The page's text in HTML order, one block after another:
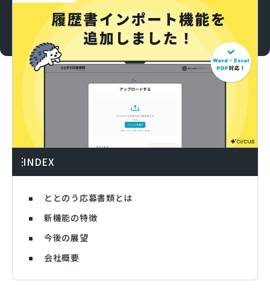
INDEX
ととのう応募書類とは
新機能の特徴
今後の展望
会社概要